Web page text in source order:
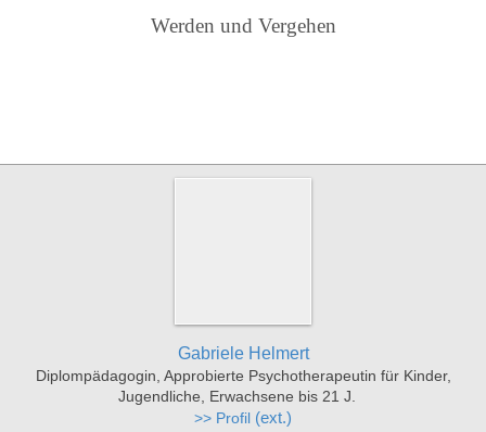
Werden und Vergehen
Gabriele Helmert
Diplompädagogin, Approbierte Psychotherapeutin für Kinder,
Jugendliche, Erwachsene bis 21 J.
>> Profil (ext.)